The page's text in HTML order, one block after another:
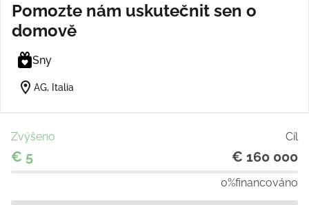
Pomozte nám uskutečnit sen o
domově
Sny
location_on AG, Italia
Zvýšeno Cíl
€ 5 € 160 000
0%financováno